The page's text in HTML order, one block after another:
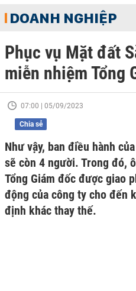
DOANH NGHIỆP
Phục vụ Mặt đất
miễn nhiệm Tổng
07:00 | 05/09/2023
Chia sẻ
Như vậy, ban điều hành
sẽ còn 4 người. Trong đó,
Tổng Giám đốc được giao
động của công ty cho đến
định khác thay thế.